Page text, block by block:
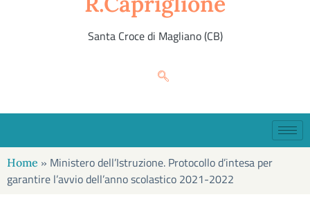
Santa Croce di Magliano (CB)
Home » Ministero dell’Istruzione. Protocollo d’intesa per
garantire l’avvio dell’anno scolastico 2021-2022